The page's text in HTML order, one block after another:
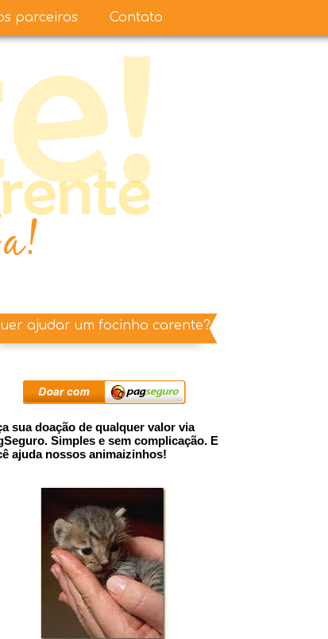
parceiros Contato
ajudar um focinho carente?
sua doação de qualquer valor via
Simples e sem complicação. E
ajuda nossos animaizinhos!